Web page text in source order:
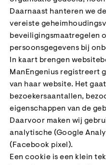
Daarnaast hanteren we
vereiste
beveiligingsmaatregelen
persoonsgegevens bij
In kaart brengen
ManEngenius registreert
van haar website. Het
bezoekersaantallen,
eigenschappen van de
Daarvoor maken wij
analytische (Google
(Facebook pixel).
Een cookie is een klein